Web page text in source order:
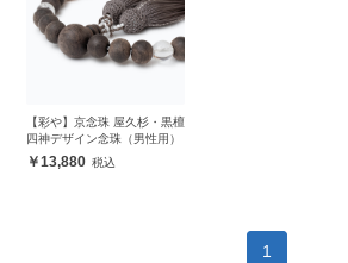
【彩や】京念珠 屋久杉・黒檀
四神デザイン念珠（男性用）
13,880
1